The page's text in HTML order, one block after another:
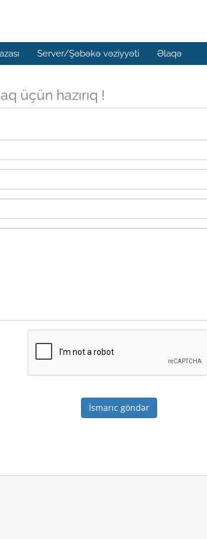
Server/Şəbəkə vəziyyəti Əlaqə
üçün hazırıq !
İsmarıc göndər